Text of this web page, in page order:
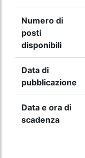
Numero di
posti
disponibili
Data di
pubblicazione
Data e ora di
scadenza